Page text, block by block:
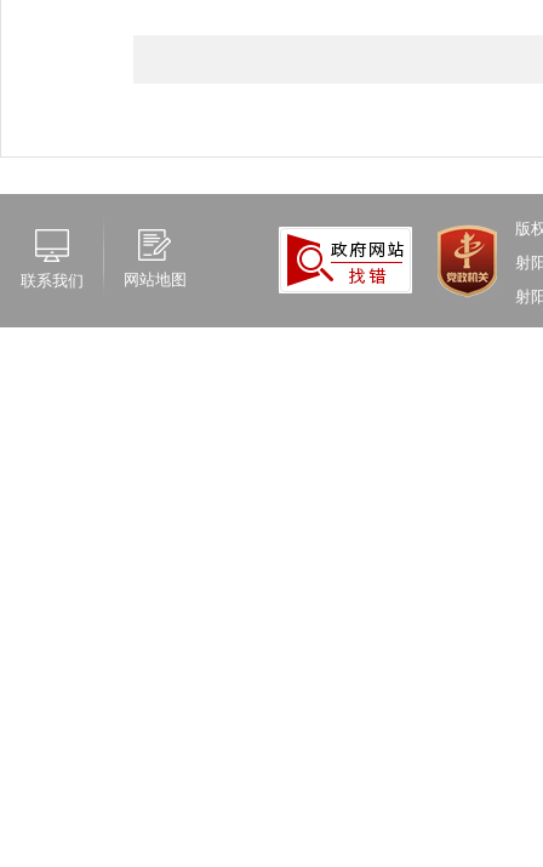
联系我们 网站地图
版
射
射